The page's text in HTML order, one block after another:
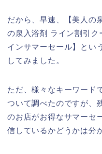
だから、早速、【美人の
の泉入浴剤 ライン割引ク
インサマーセール】とい
してみました。
ただ、様々なキーワード
ついて調べたのですが、
のお店がお得なサマーセ
信しているかどうかは分